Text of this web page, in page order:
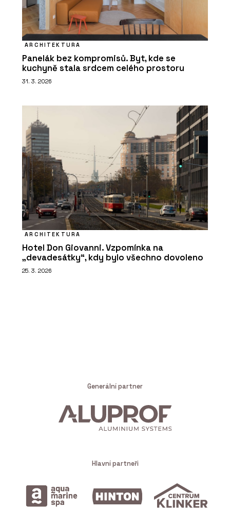
ARCHITEKTURA
Panelák bez kompromisů. Byt, kde se
kuchyně stala srdcem celého prostoru
31. 3. 2026
ARCHITEKTURA
Hotel Don Giovanni. Vzpomínka na
„devadesátky“, kdy bylo všechno dovoleno
25. 3. 2026
Generální partner
Hlavní partneři